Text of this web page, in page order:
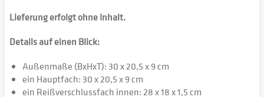
Lieferung erfolgt ohne Inhalt.
Details auf einen Blick:
Außenmaße (BxHxT): 30 x 20,5 x 9 cm
ein Hauptfach: 30 x 20,5 x 9 cm
ein Reißverschlussfach innen: 28 x 18 x 1,5 cm